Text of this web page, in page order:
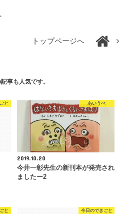
トップページへ
事も人気です。
と あいうべ
2019.10.20
今井一彰先生の新刊本が発売され
ましたー2
と 今日のできごと